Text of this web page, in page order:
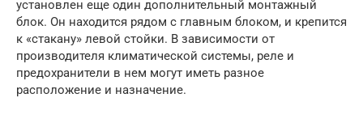
установлен еще один дополнительный монтажный
блок. Он находится рядом с главным блоком, и крепится
к «стакану» левой стойки. В зависимости от
производителя климатической системы, реле и
предохранители в нем могут иметь разное
расположение и назначение.